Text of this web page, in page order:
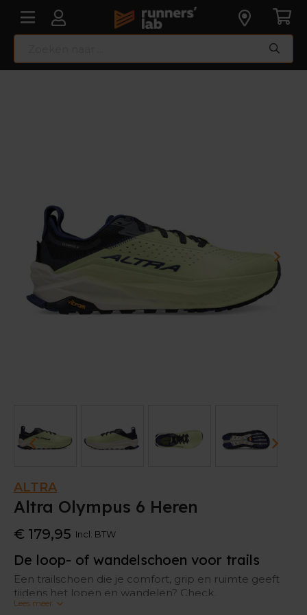
ALTRA
Altra Olympus 6 Heren
€ 179,95 Incl. BTW
De loop- of wandelschoen voor trails
Een trailschoen die je comfort, grip en ruimte geeft
tijdens het lopen en wandelen? Check.
Lees meer